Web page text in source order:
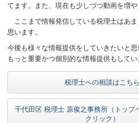
てます。また、現在も少しづつ動画を増や
ここまで情報発信している税理士はあま
思います。
今後も様々な情報提供をしていきたいと
もっと重要かつ個別的な情報提供もしてい
税理士への相談はこちら
千代田区 税理士 原俊之事務所（トップ
クリック）